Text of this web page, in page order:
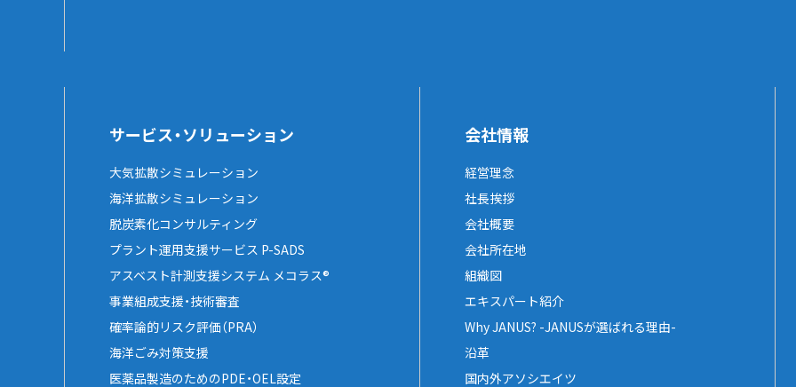
サービス・ソリューション
大気拡散シミュレーション
海洋拡散シミュレーション
脱炭素化コンサルティング
プラント運用支援サービス P-SADS
アスベスト計測支援システム メコラス®
事業組成支援・技術審査
確率論的リスク評価（PRA）
海洋ごみ対策支援
医薬品製造のためのPDE・OEL設定
会社情報
経営理念
社長挨拶
会社概要
会社所在地
組織図
エキスパート紹介
Why JANUS? -JANUSが選ばれる理由-
沿革
国内外アソシエイツ